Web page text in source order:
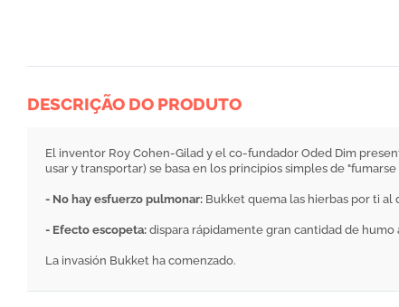
DESCRIÇÃO DO PRODUTO
El inventor Roy Cohen-Gilad y el co-fundador Oded Dim
usar y transportar) se basa en los principios simples de "fumarse
- No hay esfuerzo pulmonar: Bukket quema las hierbas por ti
- Efecto escopeta: dispara rápidamente gran cantidad de humo
La invasión Bukket ha comenzado.